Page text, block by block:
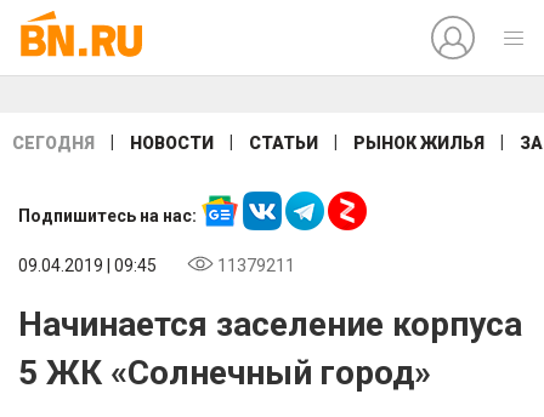
СЕГОДНЯ НОВОСТИ СТАТЬИ РЫНОК ЖИЛЬЯ
Подпишитесь на нас:
09.04.2019 | 09:45 11379211
Начинается заселение корпуса
5 ЖК «Солнечный город»